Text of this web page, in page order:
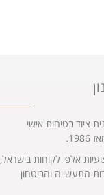
ציוד בטיחות אישי
אלפי לקוחות בישראל,
התעשייה והביטחון